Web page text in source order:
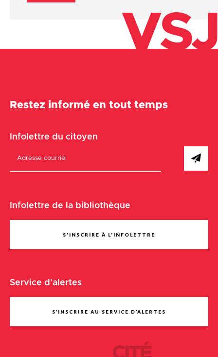
VSJ
CITÉ
Restez informé en tout temps
Infolettre du citoyen
Infolettre de la bibliothèque
S'INSCRIRE À L'INFOLETTRE
Service d'alertes
S’INSCRIRE AU SERVICE D’ALERTES